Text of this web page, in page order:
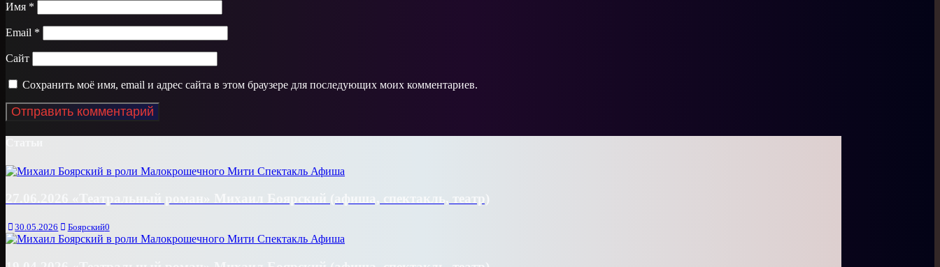
Имя *
Email *
Сайт
Сохранить моё имя, email и адрес сайта в этом браузере для последующих моих комментариев.
30.05.2026 Боярский0